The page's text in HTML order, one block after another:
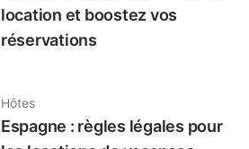
location et boostez vos
réservations
Hôtes
Espagne : règles légales pour